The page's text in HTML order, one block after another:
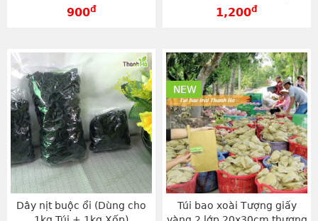
Hà chính hãng kích thước
900đ
dụng dây kẽm - TV3035D
1,200đ
Dây nịt buộc ổi (Dùng cho
Túi bao xoài Tượng giấy
NEW